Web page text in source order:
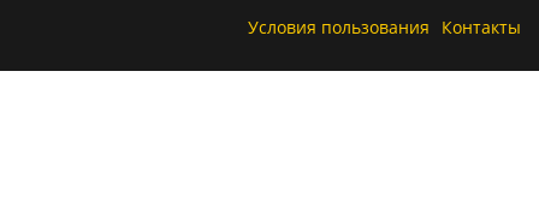
Условия пользования
Контакты